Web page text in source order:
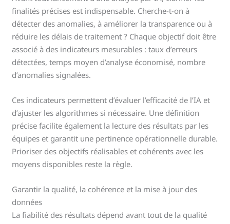
finalités précises est indispensable. Cherche-t-on à
détecter des anomalies, à améliorer la transparence ou à
réduire les délais de traitement ? Chaque objectif doit être
associé à des indicateurs mesurables : taux d’erreurs
détectées, temps moyen d’analyse économisé, nombre
d’anomalies signalées.
Ces indicateurs permettent d’évaluer l’efficacité de l’IA et
d’ajuster les algorithmes si nécessaire. Une définition
précise facilite également la lecture des résultats par les
équipes et garantit une pertinence opérationnelle durable.
Prioriser des objectifs réalisables et cohérents avec les
moyens disponibles reste la règle.
Garantir la qualité, la cohérence et la mise à jour des
données
La fiabilité des résultats dépend avant tout de la qualité